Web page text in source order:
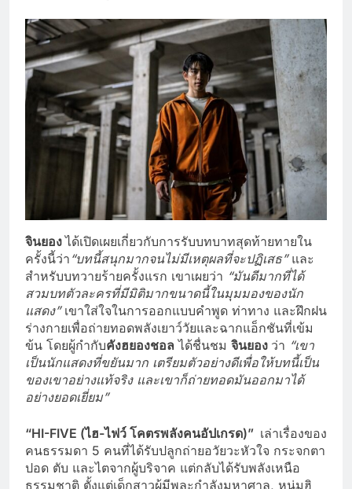
จินยองได้เปิดเผยเกี่ยวกับการรับบทบาทสุดท้ายทายใน
ครั้งนี้ว่า “บทนี้สนุกมากจนไม่มีเหตุผลที่จะปฏิเสธ” และ
สำหรับบทวายร้ายครั้งแรก เขาเผยว่า “มันดีมากที่ได้
สวมบทตัวละครที่มีมิติมากขนาดนี้ในมุมมองของนัก
แสดง” เขาใส่ใจในการออกแบบคำพูด ท่าทาง และฝึกฝน
ร่างกายเพื่อถ่ายทอดพลังเยาว์วัยและฉากแอ็กชันที่เข้ม
ข้น โดยผู้กำกับคังฮยองชอล ได้ชื่นชม จินยอง ว่า “เขา
เป็นนักแสดงที่ขยันมาก เตรียมตัวอย่างดีเพื่อให้บทนี้เป็น
ของเขาอย่างแท้จริง และเขาก็ถ่ายทอดมันออกมาได้
อย่างยอดเยี่ยม”
“HI-FIVE (ไฮ-ไฟว์ โคตรพลังคนอัปเกรด)” เล่าเรื่องของ
คนธรรมดา 5 คนที่ได้รับปลูกถ่ายอวัยวะหัวใจ กระจกตา
ปอด ตับ และไตจากผู้บริจาค แต่กลับได้รับพลังเหนือ
ธรรมชาติ ตั้งแต่เด็กสาวผู้มีพละกำลังมหาศาล, หนุ่มฮิ